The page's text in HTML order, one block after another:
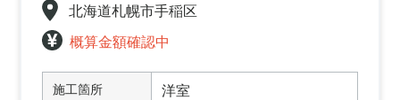
北海道札幌市手稲区
概算金額確認中
施工箇所 洋室